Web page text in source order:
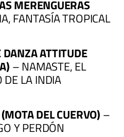
MERENGUERAS
FANTASÍA TROPICAL
DANZA ATTITUDE
– NAMASTE, EL
DE LA INDIA
DEL CUERVO) –
Y PERDÓN